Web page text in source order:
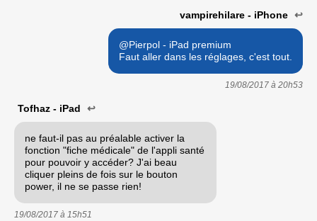
vampirehilare - iPhone ↩
@Pierpol - iPad premium
Faut aller dans les réglages, c'est tout.
19/08/2017 à 20h53
Tofhaz - iPad ↩
ne faut-il pas au préalable activer la
fonction "fiche médicale" de l'appli santé
pour pouvoir y accéder? J'ai beau
cliquer pleins de fois sur le bouton
power, il ne se passe rien!
19/08/2017 à 15h51